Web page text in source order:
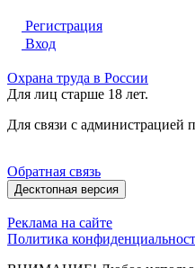
Регистрация
Вход
Охрана труда в России
Для лиц старше 18 лет.
Для связи с администрацией
Обратная связь
Десктопная версия
Реклама на сайте
Политика